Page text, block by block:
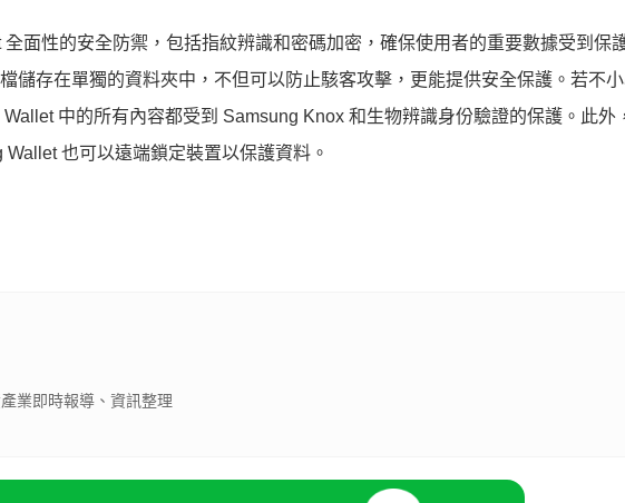
面性的安全防禦，包括指紋辨識和密碼加密， 確保使用者的重要數據受到保
儲存在單獨的資料夾中， 不但可以防止駭客攻擊，更能提供安全保護。 若不
中的所有內容都受到 Samsung Knox 和生物辨識身份驗證的保護。此外
也可以遠端鎖定裝置以保護資料。
業即時報導、資訊整理